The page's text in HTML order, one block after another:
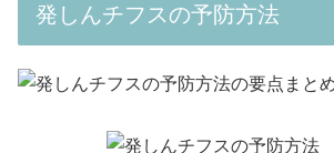
発しんチフスの予防方法